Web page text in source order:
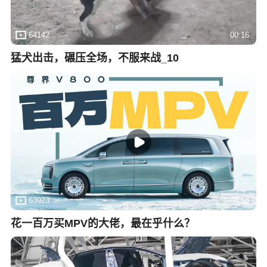
64142 00:16
猛犬出击，碾压全场，不服来战_10
63923 04:18
花一百万买MPV的大佬，最在乎什么？